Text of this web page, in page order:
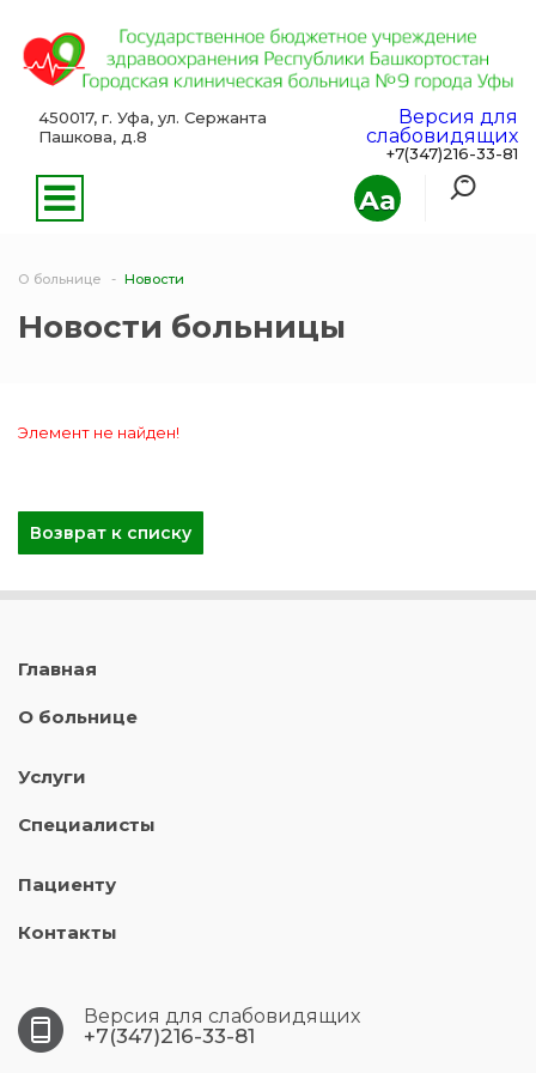
Aa
450017, г. Уфа, ул. Сержанта
Пашкова, д.8
Версия для
слабовидящих
+7(347)216-33-81
О больнице Новости
Новости больницы
Элемент не найден!
Возврат к списку
Главная
О больнице
Услуги
Специалисты
Пациенту
Контакты
Версия для слабовидящих
+7(347)216-33-81